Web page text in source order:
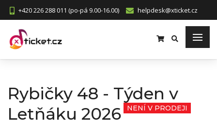
+420 226 288 011 (po-pá 9.00-16.00) helpdesk@xticket.cz
Rybičky 48 - Týden v
Letňáku 2026
NENÍ V PRODEJI